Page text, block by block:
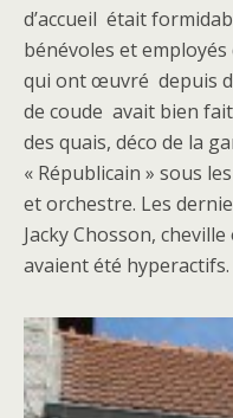
d’accueil était
bénévoles et
qui ont œuvré depuis
de coude avait bien
des quais, déco de la
« Républicain » sous
et orchestre. Les
Jacky Chosson,
avaient été hyperactifs.